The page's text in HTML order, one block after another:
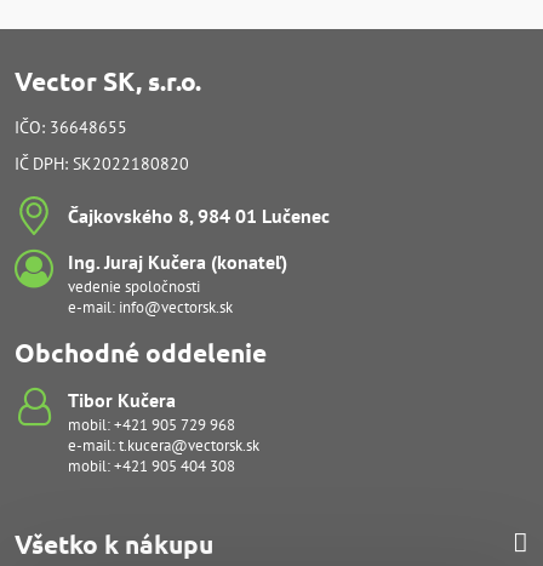
Vector SK, s.r.o.
IČO: 36648655
IČ DPH: SK2022180820
Čajkovského 8, 984 01 Lučenec
Ing​. Juraj Kučera (konateľ)
vedenie spoločnosti
e-mail: info@vectorsk.sk
Obchodné oddelenie
Tibor Kučera
mobil:+421 905 729 968
e-mail:t.kucera@vectorsk.sk
mobil:+421 905 404 308
Všetko k nákupu